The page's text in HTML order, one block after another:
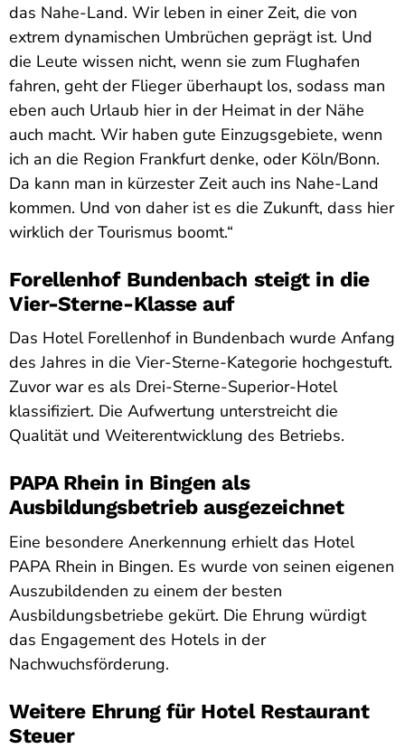
das Nahe-Land. Wir leben in einer Zeit, die von
extrem dynamischen Umbrüchen geprägt ist. Und
die Leute wissen nicht, wenn sie zum Flughafen
fahren, geht der Flieger überhaupt los, sodass man
eben auch Urlaub hier in der Heimat in der Nähe
auch macht. Wir haben gute Einzugsgebiete, wenn
ich an die Region Frankfurt denke, oder Köln/Bonn.
Da kann man in kürzester Zeit auch ins Nahe-Land
kommen. Und von daher ist es die Zukunft, dass hier
wirklich der Tourismus boomt.“
Forellenhof Bundenbach steigt in die
Vier-Sterne-Klasse auf
Das Hotel Forellenhof in Bundenbach wurde Anfang
des Jahres in die Vier-Sterne-Kategorie hochgestuft.
Zuvor war es als Drei-Sterne-Superior-Hotel
klassifiziert. Die Aufwertung unterstreicht die
Qualität und Weiterentwicklung des Betriebs.
PAPA Rhein in Bingen als
Ausbildungsbetrieb ausgezeichnet
Eine besondere Anerkennung erhielt das Hotel
PAPA Rhein in Bingen. Es wurde von seinen eigenen
Auszubildenden zu einem der besten
Ausbildungsbetriebe gekürt. Die Ehrung würdigt
das Engagement des Hotels in der
Nachwuchsförderung.
Weitere Ehrung für Hotel Restaurant
Steuer